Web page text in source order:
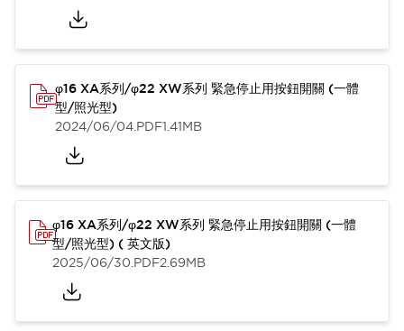
φ16 XA系列/φ22 XW系列 緊急停止用按鈕開關 (一體
型/照光型)
2024/06/04.PDF1.41MB
φ16 XA系列/φ22 XW系列 緊急停止用按鈕開關 (一體
型/照光型) ( 英文版)
2025/06/30.PDF2.69MB